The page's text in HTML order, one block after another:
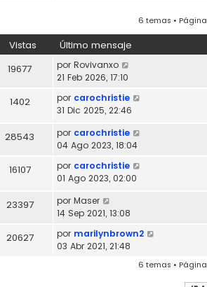
s
a
j
e
m
e
a
i
m
o
e
n
a
j
e
6 temas • Página
Vistas Último mensaje
19677 por Rovivanxo
21 Feb 2026, 17:10
1402 por carochristie
31 Dic 2025, 22:46
28543 por carochristie
04 Ago 2023, 18:04
16107 por carochristie
01 Ago 2023, 02:00
23397 por Maser
14 Sep 2021, 13:08
20627 por marilynbrown2
03 Abr 2021, 21:48
6 temas • Página